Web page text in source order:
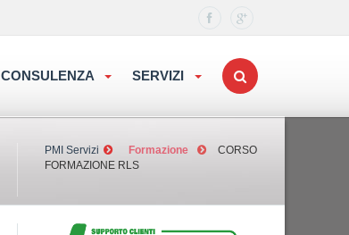
CONSULENZA SERVIZI
PMI Servizi Formazione
CORSO
FORMAZIONE RLS